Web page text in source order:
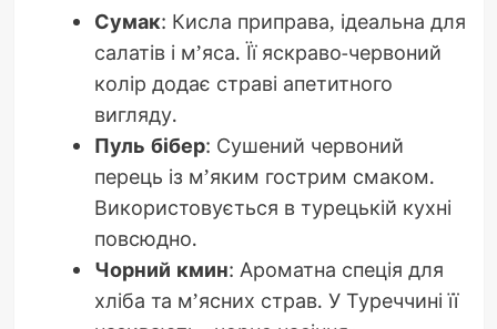
Сумак: Кисла приправа, ідеальна для
салатів і м’яса. Її яскраво-червоний
колір додає страві апетитного
вигляду.
Пуль бібер: Сушений червоний
перець із м’яким гострим смаком.
Використовується в турецькій кухні
повсюдно.
Чорний кмин: Ароматна спеція для
хліба та м’ясних страв. У Туреччині її